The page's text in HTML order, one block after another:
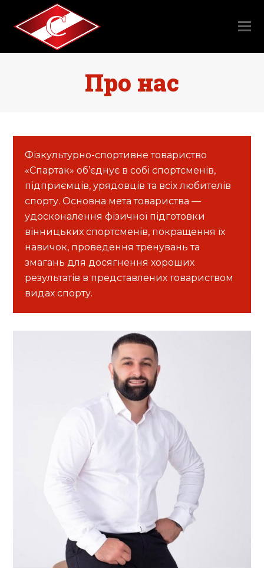
Про нас
Фізкультурно-спортивне товариство
«Спартак» об’єднує в собі спортсменів,
підприємців, урядовців та всіх любителів
спорту. Основна мета товариства —
удосконалення фізичної підготовки
вінницьких спортсменів, покращення їх
навичок, проведення тренувань та
змагань для досягнення хороших
результатів в представлених товариством
видах спорту.